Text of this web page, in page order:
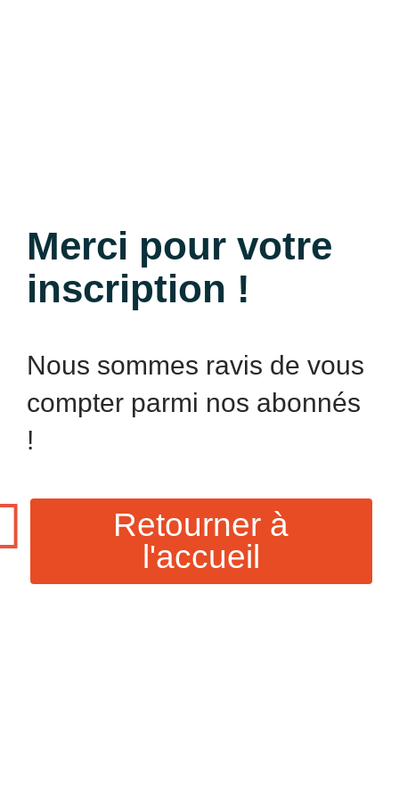
Merci pour votre
inscription !
Nous sommes ravis de vous
compter parmi nos abonnés
!
Retourner à
l'accueil